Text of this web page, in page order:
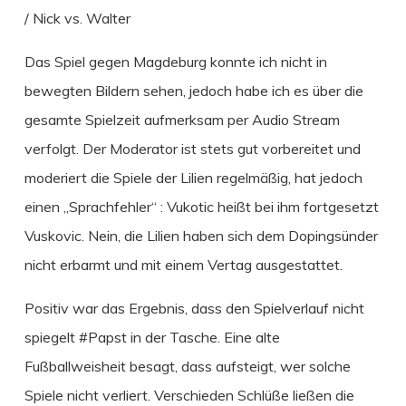
/ Nick vs. Walter
Das Spiel gegen Magdeburg konnte ich nicht in
bewegten Bildern sehen, jedoch habe ich es über die
gesamte Spielzeit aufmerksam per Audio Stream
verfolgt. Der Moderator ist stets gut vorbereitet und
moderiert die Spiele der Lilien regelmäßig, hat jedoch
einen „Sprachfehler“ : Vukotic heißt bei ihm fortgesetzt
Vuskovic. Nein, die Lilien haben sich dem Dopingsünder
nicht erbarmt und mit einem Vertag ausgestattet.
Positiv war das Ergebnis, dass den Spielverlauf nicht
spiegelt #Papst in der Tasche. Eine alte
Fußballweisheit besagt, dass aufsteigt, wer solche
Spiele nicht verliert. Verschieden Schlüße ließen die